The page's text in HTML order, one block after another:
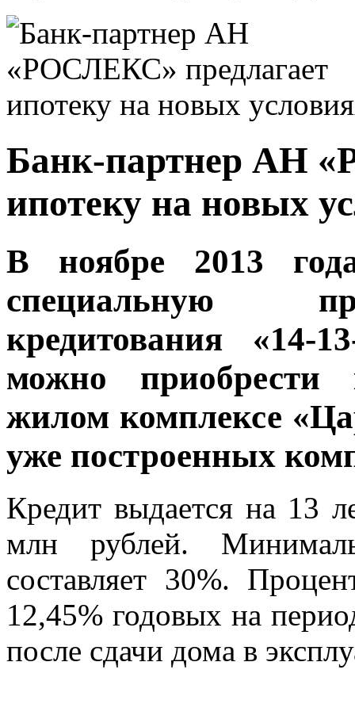
Банк-партнер АН
ипотеку на новых
В ноябре 2013
специальную
кредитования «14-
можно приобрести
жилом комплексе
уже построенных
Кредит выдается на 13
млн рублей.
составляет 30%.
12,45% годовых на
после сдачи дома в